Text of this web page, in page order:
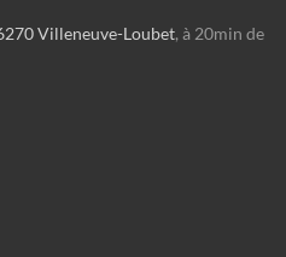
Villeneuve-Loubet, à 20min de